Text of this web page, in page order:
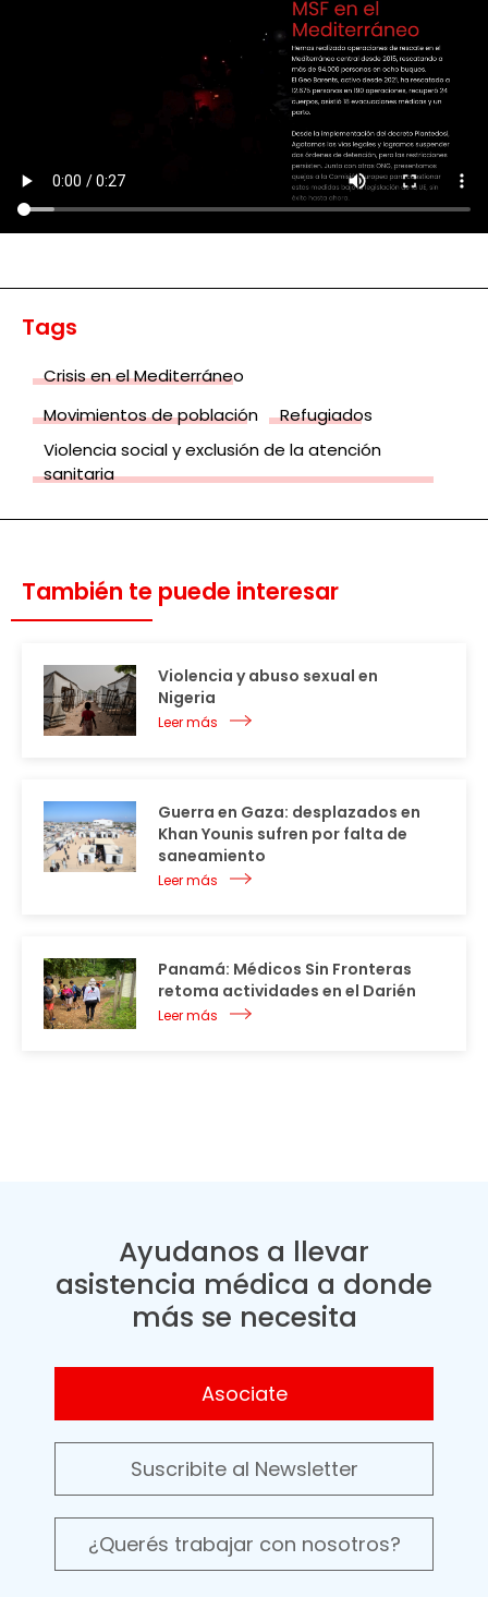
Tags
Crisis en el Mediterráneo
Movimientos de población
Refugiados
Violencia social y exclusión de la atención
sanitaria
También te puede interesar
Violencia y abuso sexual en
Nigeria
Leer más
Guerra en Gaza: desplazados en
Khan Younis sufren por falta de
saneamiento
Leer más
Panamá: Médicos Sin Fronteras
retoma actividades en el Darién
Leer más
Ayudanos a llevar
asistencia médica a donde
más se necesita
Asociate
Suscribite al Newsletter
¿Querés trabajar con nosotros?